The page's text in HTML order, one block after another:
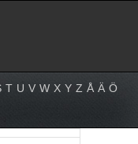
T U V W X Y Z Å Ä Ö